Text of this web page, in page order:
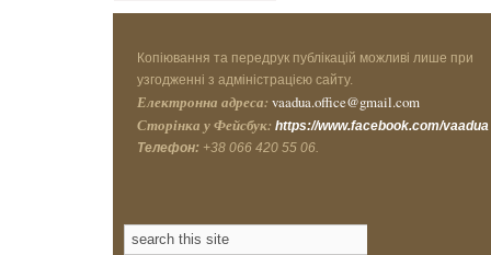
Копіювання та передрук публікацій можливі лише при
узгодженні з адміністрацією сайту.
Електронна адреса: vaadua.office@gmail.com
Сторінка у Фейсбук: https://www.facebook.com/vaadua
Телефон: +38 066 420 55 06.